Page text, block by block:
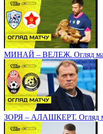
МИНАЙ – ВЕЛЕЖ. Огляд
ЗОРЯ – АЛАШКЕРТ. Огляд